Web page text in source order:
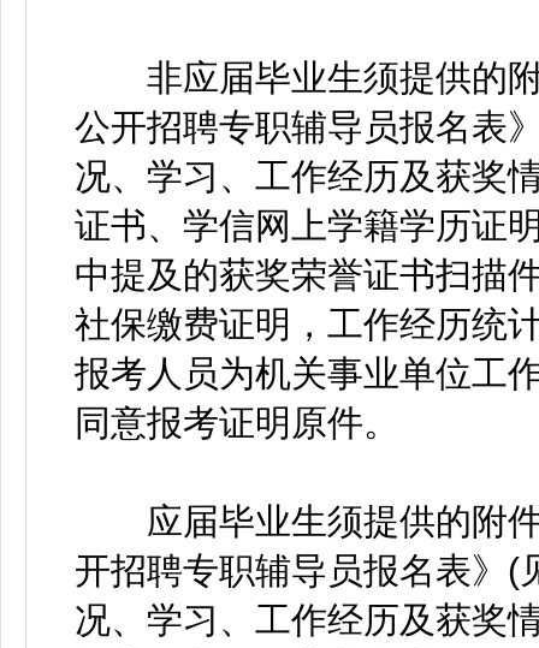
非应届毕业生须提供的附
公开招聘专职辅导员报名表
况、学习、工作经历及获奖
证书、学信网上学籍学历证
中提及的获奖荣誉证书扫描
社保缴费证明，工作经历统
报考人员为机关事业单位工
同意报考证明原件。
应届毕业生须提供的附件
开招聘专职辅导员报名表》
况、学习、工作经历及获奖